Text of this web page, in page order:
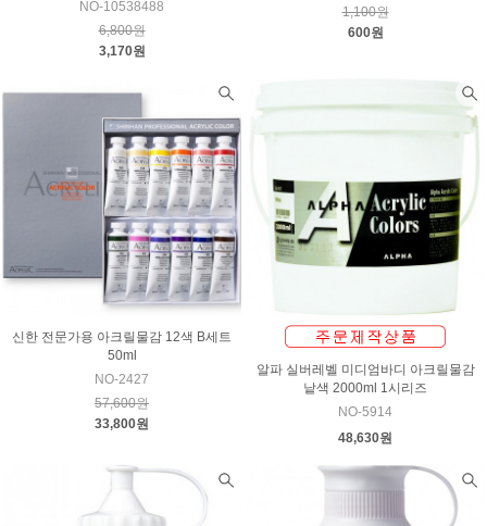
NO-10538488
6,800원
3,170원
1,100원
600원
신한 전문가용 아크릴물감 12색 B세트
50ml
NO-2427
57,600원
33,800원
알파 실버레벨 미디엄바디 아크릴물감
낱색 2000ml 1시리즈
NO-5914
48,630원